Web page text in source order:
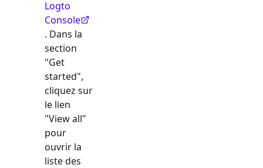
Logto
Console
. Dans la
section
"Get
started",
cliquez sur
le lien
"View all"
pour
ouvrir la
liste des